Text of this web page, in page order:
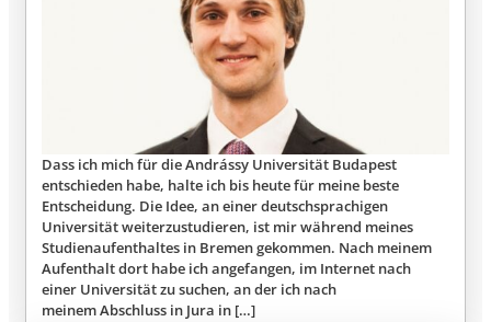
Dass ich mich für die Andrássy Universität Budapest
entschieden habe, halte ich bis heute für meine beste
Entscheidung. Die Idee, an einer deutschsprachigen
Universität weiterzustudieren, ist mir während meines
Studienaufenthaltes in Bremen gekommen. Nach meinem
Aufenthalt dort habe ich angefangen, im Internet nach
einer Universität zu suchen, an der ich nach
meinem Abschluss in Jura in […]